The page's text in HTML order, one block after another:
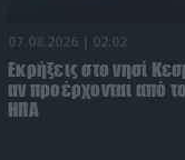
07.08.2026 | 02:02
Εκρήξεις στο νησί
αν προέρχονται από
ΗΠΑ